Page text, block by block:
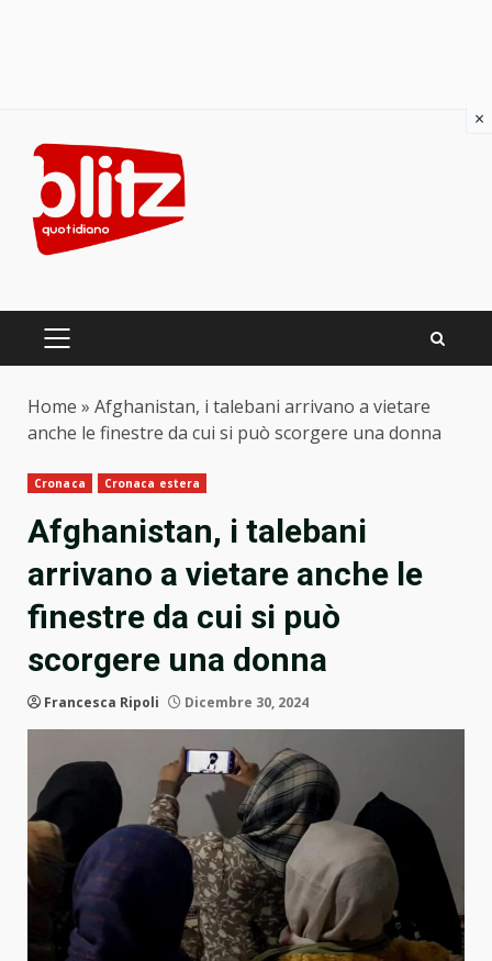
content
PRIMARY
Home » Afghanistan, i talebani arrivano a vietare
anche le finestre da cui si può scorgere una donna
Cronaca Cronaca estera
Afghanistan, i talebani
arrivano a vietare anche le
finestre da cui si può
scorgere una donna
Francesca Ripoli Dicembre 30, 2024
×